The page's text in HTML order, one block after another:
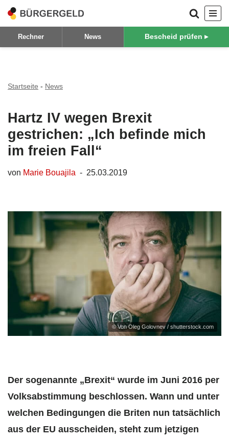
Zum
Inhalt
Rechner News Bescheid prüfen ▸
Startseite - News
Hartz IV wegen Brexit
gestrichen: „Ich befinde mich
im freien Fall“
von Marie Bouajila 25.03.2019
© Von Oleg Golovnev / shutterstock.com
Der sogenannte „Brexit“ wurde im Juni 2016 per
Volksabstimmung beschlossen. Wann und unter
welchen Bedingungen die Briten nun tatsächlich
aus der EU ausscheiden, steht zum jetzigen